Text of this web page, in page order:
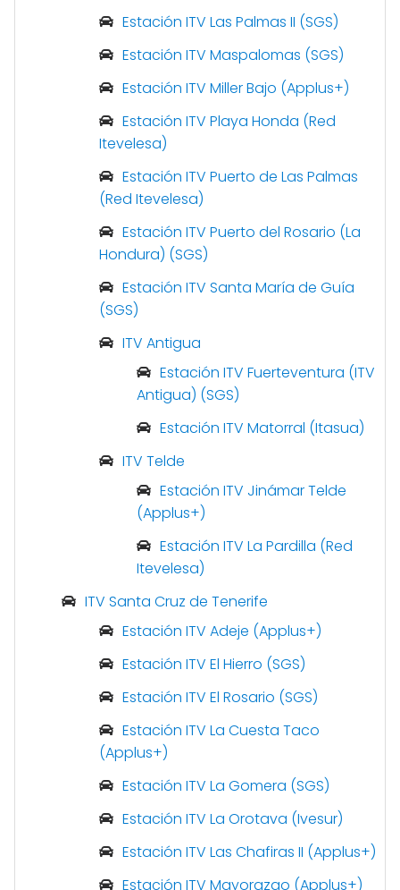
Estación ITV Las Palmas II (SGS)
Estación ITV Maspalomas (SGS)
Estación ITV Miller Bajo (Applus+)
Estación ITV Playa Honda (Red
Itevelesa)
Estación ITV Puerto de Las Palmas
(Red Itevelesa)
Estación ITV Puerto del Rosario (La
Hondura) (SGS)
Estación ITV Santa María de Guía
(SGS)
ITV Antigua
Estación ITV Fuerteventura (ITV
Antigua) (SGS)
Estación ITV Matorral (Itasua)
ITV Telde
Estación ITV Jinámar Telde
(Applus+)
Estación ITV La Pardilla (Red
Itevelesa)
ITV Santa Cruz de Tenerife
Estación ITV Adeje (Applus+)
Estación ITV El Hierro (SGS)
Estación ITV El Rosario (SGS)
Estación ITV La Cuesta Taco
(Applus+)
Estación ITV La Gomera (SGS)
Estación ITV La Orotava (Ivesur)
Estación ITV Las Chafiras II (Applus+)
Estación ITV Mayorazgo (Applus+)